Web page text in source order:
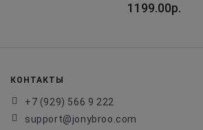
1199.00р.
КОНТАКТЫ
+7 (929) 566 9 222
support@jonybroo.com